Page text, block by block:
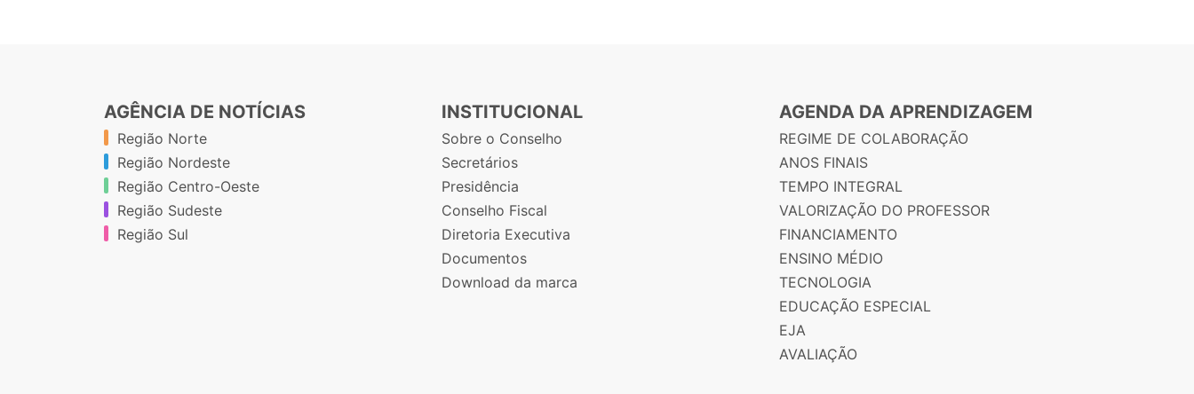
AGÊNCIA DE NOTÍCIAS
Região Norte
Região Nordeste
Região Centro-Oeste
Região Sudeste
Região Sul
INSTITUCIONAL
Sobre o Conselho
Secretários
Presidência
Conselho Fiscal
Diretoria Executiva
Documentos
Download da marca
AGENDA DA APRENDIZAGEM
REGIME DE COLABORAÇÃO
ANOS FINAIS
TEMPO INTEGRAL
VALORIZAÇÃO DO PROFESSOR
FINANCIAMENTO
ENSINO MÉDIO
TECNOLOGIA
EDUCAÇÃO ESPECIAL
EJA
AVALIAÇÃO